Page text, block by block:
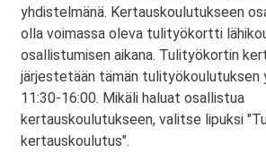
yhdistelmänä. Kertauskoulutukseen
olla voimassa oleva tulityökortti
osallistumisen aikana. Tulityökortin
järjestetään tämän tulityökoulutuksen
11:30-16:00. Mikäli haluat osallistua
kertauskoulutukseen, valitse lipuksi
kertauskoulutus".